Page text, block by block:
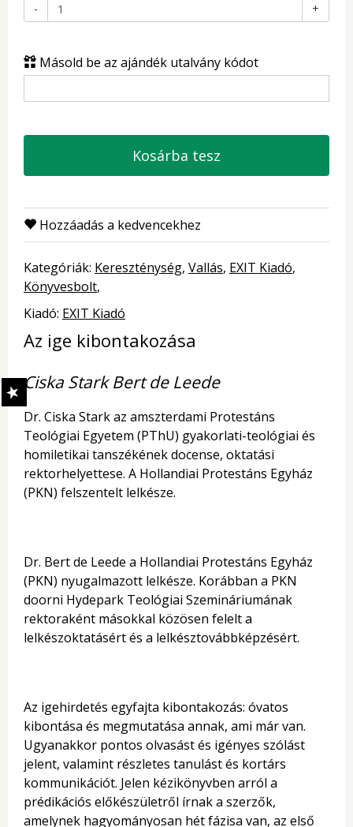
- +
Másold be az ajándék utalvány kódot
Kosárba tesz
Hozzáadás a kedvencekhez
Kategóriák: Kereszténység Vallás EXIT Kiadó
Könyvesbolt
Kiadó: EXIT Kiadó
Az ige kibontakozása
Ciska Stark Bert de Leede
Dr. Ciska Stark az amszterdami Protestáns
Teológiai Egyetem (PThU) gyakorlati-teológiai és
homiletikai tanszékének docense, oktatási
rektorhelyettese. A Hollandiai Protestáns Egyház
(PKN) felszentelt lelkésze.
Dr. Bert de Leede a Hollandiai Protestáns Egyház
(PKN) nyugalmazott lelkésze. Korábban a PKN
doorni Hydepark Teológiai Szemináriumának
rektoraként másokkal közösen felelt a
lelkészoktatásért és a lelkésztovábbképzésért.
Az igehirdetés egyfajta kibontakozás: óvatos
kibontása és megmutatása annak, ami már van.
Ugyanakkor pontos olvasást és igényes szólást
jelent, valamint részletes tanulást és kortárs
kommunikációt. Jelen kézikönyvben arról a
prédikációs előkészületről írnak a szerzők,
amelynek hagyományosan hét fázisa van, az első